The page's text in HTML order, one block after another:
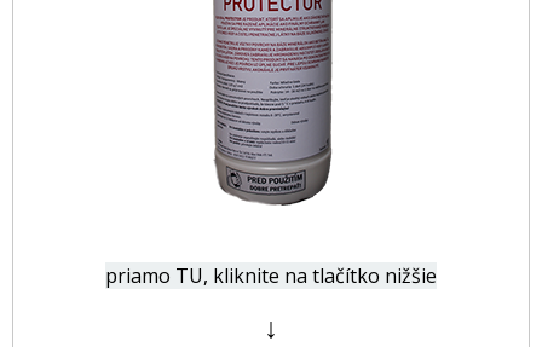
priamo TU, kliknite na tlačítko nižšie
↓